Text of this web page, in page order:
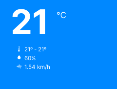
21 ℃
21º - 21º
60%
1.54 km/h